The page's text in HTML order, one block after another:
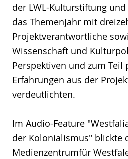
der LWL-Kulturstiftung
das Themenjahr mit
Projektverantwortliche
Wissenschaft und
Perspektiven und zum Teil
Erfahrungen aus der
verdeutlichten.
Im Audio-Feature
der Kolonialismus" blickte
Medienzentrumfür